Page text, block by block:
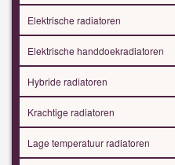
Elektrische radiatoren
Elektrische handdoekradiatoren
Hybride radiatoren
Krachtige radiatoren
Lage temperatuur radiatoren